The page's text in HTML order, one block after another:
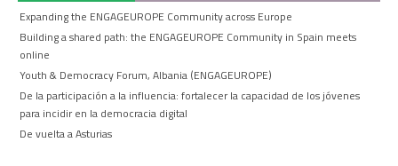
Expanding the ENGAGEUROPE Community across Europe
Building a shared path: the ENGAGEUROPE Community in Spain meets
online
Youth & Democracy Forum, Albania (ENGAGEUROPE)
De la participación a la influencia: fortalecer la capacidad de los jóvenes
para incidir en la democracia digital
De vuelta a Asturias